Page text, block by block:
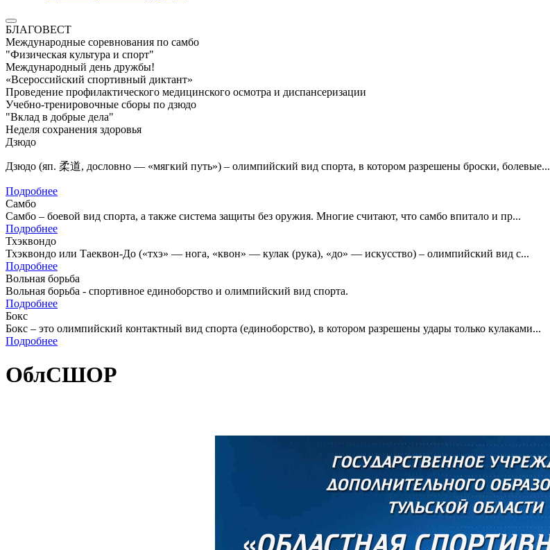
БЛАГОВЕСТ
Международные соревнования по самбо
"Физическая культура и спорт"
Международный день дружбы!
«Всероссийский спортивный диктант»
Проведение профилактического медицинского осмотра и диспансеризации
Учебно-тренировочные сборы по дзюдо
"Вклад в добрые дела"
Неделя сохранения здоровья
Дзюдо
Дзюдо (яп. 柔道, дословно — «мягкий путь») – олимпийский вид спорта, в котором разрешены броски, болевые...
Подробнее
Самбо
Самбо – боевой вид спорта, а также система защиты без оружия. Многие считают, что самбо впитало и пр...
Подробнее
Тхэквондо
Тхэквондо или Таеквон-До («тхэ» — нога, «квон» — кулак (рука), «до» — искусство) – олимпийский вид с...
Подробнее
Вольная борьба
Вольная борьба - спортивное единоборство и олимпийский вид спорта.
Подробнее
Бокс
Бокс – это олимпийский контактный вид спорта (единоборство), в котором разрешены удары только кулаками...
Подробнее
ОблСШОР